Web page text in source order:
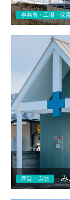
事務所・工場・保
医院・店舗 み